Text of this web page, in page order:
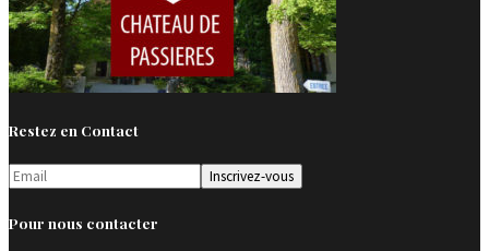
Restez en Contact
Pour nous contacter